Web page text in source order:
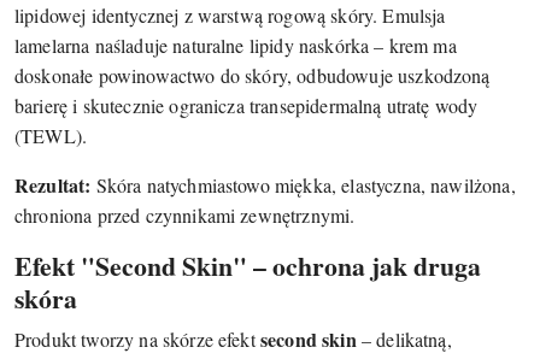
lipidowej identycznej z warstwą rogową skóry. Emulsja
lamelarna naśladuje naturalne lipidy naskórka – krem ma
doskonałe powinowactwo do skóry, odbudowuje uszkodzoną
barierę i skutecznie ogranicza transepidermalną utratę wody
(TEWL).
Rezultat: Skóra natychmiastowo miękka, elastyczna, nawilżona,
chroniona przed czynnikami zewnętrznymi.
Efekt "Second Skin" – ochrona jak druga
skóra
Produkt tworzy na skórze efektsecond skin – delikatną,